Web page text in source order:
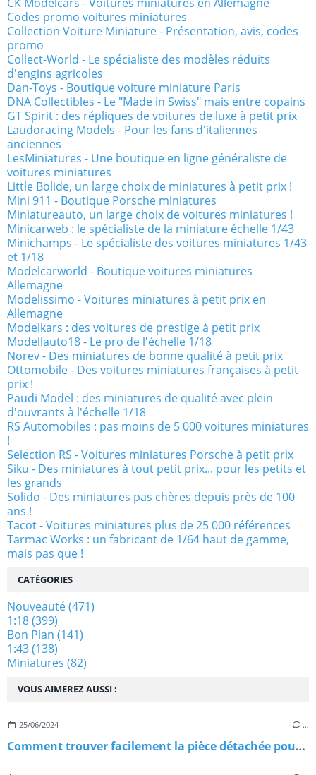
VOUS AIMEREZ AUSSI :
25/06/2024 …
Comment trouver facilement la pièce détachée pour votre Porsche sur internet ?
Codes promo voitures miniatures
Collection Voiture Miniature - Présentation, avis, codes
promo
Collect-World - Le spécialiste des modèles réduits
d'engins agricoles
Dan-Toys - Boutique voiture miniature Paris
DNA Collectibles - Le "Made in Swiss" mais entre copains
GT Spirit : des répliques de voitures de luxe à petit prix
Laudoracing Models - Pour les fans d'italiennes
anciennes
LesMiniatures - Une boutique en ligne généraliste de
voitures miniatures
Little Bolide, un large choix de miniatures à petit prix !
Mini 911 - Boutique Porsche miniatures
Miniatureauto, un large choix de voitures miniatures !
Minicarweb : le spécialiste de la miniature échelle 1/43
Minichamps - Le spécialiste des voitures miniatures 1/43
et 1/18
Modelcarworld - Boutique voitures miniatures
Allemagne
Modelissimo - Voitures miniatures à petit prix en
Allemagne
Modelkars : des voitures de prestige à petit prix
Modellauto18 - Le pro de l'échelle 1/18
Norev - Des miniatures de bonne qualité à petit prix
Ottomobile - Des voitures miniatures françaises à petit
prix !
Paudi Model : des miniatures de qualité avec plein
d'ouvrants à l'échelle 1/18
RS Automobiles : pas moins de 5 000 voitures miniatures
!
Selection RS - Voitures miniatures Porsche à petit prix
Siku - Des miniatures à tout petit prix... pour les petits et
les grands
Solido - Des miniatures pas chères depuis près de 100
ans !
Tacot - Voitures miniatures plus de 25 000 références
Tarmac Works : un fabricant de 1/64 haut de gamme,
mais pas que !
CATÉGORIES
Nouveauté(471)
1:18(399)
Bon Plan (141)
1:43(138)
Miniatures (82)